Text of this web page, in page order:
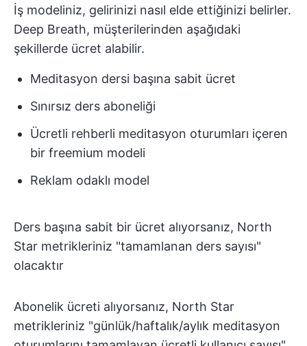
İş modeliniz, gelirinizi nasıl elde ettiğinizi belirler.
Deep Breath, müşterilerinden aşağıdaki
şekillerde ücret alabilir.
Meditasyon dersi başına sabit ücret
Sınırsız ders aboneliği
Ücretli rehberli meditasyon oturumları içeren
bir freemium modeli
Reklam odaklı model
Ders başına sabit bir ücret alıyorsanız, North
Star metrikleriniz "tamamlanan ders sayısı"
olacaktır
Abonelik ücreti alıyorsanız, North Star
metrikleriniz "günlük/haftalık/aylık meditasyon